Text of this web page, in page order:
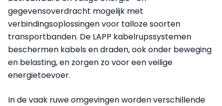
gegevensoverdracht mogelijk met
verbindingsoplossingen voor talloze soorten
transportbanden. De LAPP kabelrupssystemen
beschermen kabels en draden, ook onder beweging
en belasting, en zorgen zo voor een veilige
energietoevoer.
In de vaak ruwe omgevingen worden verschillende